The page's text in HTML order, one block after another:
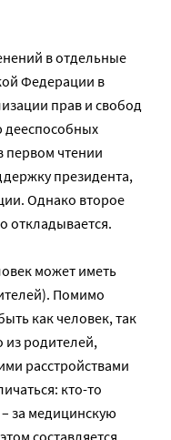
в отдельные
Федерации в
прав и свобод
дееспособных
первом чтении
президента,
Однако второе
откладывается.
может иметь
Помимо
как человек, так
из родителей,
расстройствами
кто-то
за медицинскую
составляется